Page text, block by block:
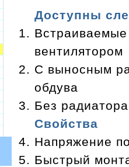
Доступны
Встраиваемые
вентилятором
С выносным
обдува
Без
Свойства
Напряжение
Быстрый